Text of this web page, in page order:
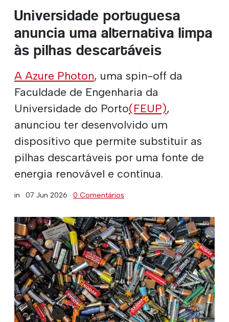
Universidade portuguesa
anuncia uma alternativa limpa
às pilhas descartáveis
A Azure Photon, uma spin-off da
Faculdade de Engenharia da
Universidade do Porto(FEUP),
anunciou ter desenvolvido um
dispositivo que permite substituir as
pilhas descartáveis por uma fonte de
energia renovável e contínua.
in · 07 Jun 2026 · 0 Comentários